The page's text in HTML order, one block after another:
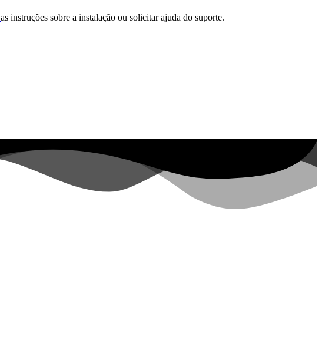
as instruções sobre a instalação ou solicitar ajuda do suporte.